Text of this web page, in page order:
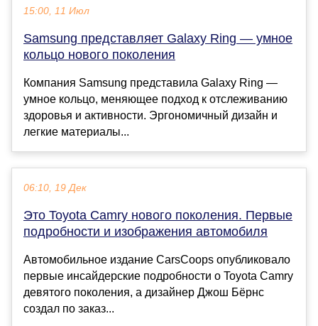
15:00, 11 Июл
Samsung представляет Galaxy Ring — умное
кольцо нового поколения
Компания Samsung представила Galaxy Ring —
умное кольцо, меняющее подход к отслеживанию
здоровья и активности. Эргономичный дизайн и
легкие материалы...
06:10, 19 Дек
Это Toyota Camry нового поколения. Первые
подробности и изображения автомобиля
Автомобильное издание CarsCoops опубликовало
первые инсайдерские подробности о Toyota Camry
девятого поколения, а дизайнер Джош Бёрнс
создал по заказ...